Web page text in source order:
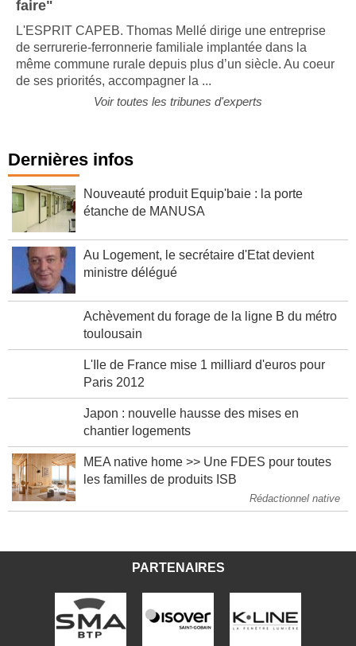
L'ESPRIT CAPEB. Thomas Mellé dirige une entreprise
de serrurerie-ferronnerie familiale implantée dans la
même commune rurale depuis plus d’un siècle. Au coeur
Dernières infos
Nouveauté produit Equip'baie : la porte
Au Logement, le secrétaire d'Etat devient
Achèvement du forage de la ligne B du métro
L'Ile de France mise 1 milliard d'euros pour
Japon : nouvelle hausse des mises en
MEA native home >> Une FDES pour toutes
Rédactionnel native